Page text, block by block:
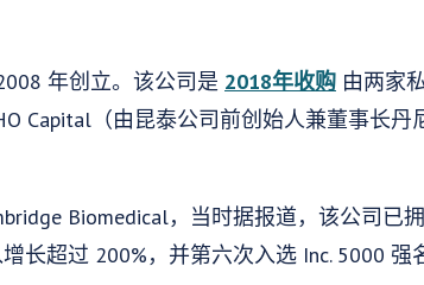
年创立。该公司是 2018年收购 由两家
Capital（由昆泰公司前创始人兼董事长丹
Biomedical，当时据报道，该公司已
长超过 200%，并第六次入选 Inc. 5000 强